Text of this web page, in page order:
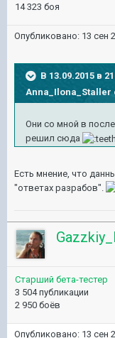
14 323 боя
Опубликовано: 13 сен
В 13.09.2015 в
Anna_Ilona_Staller
Они со мной в
решил сюда
Есть мнение, что
"ответах разрабов".
Старший бета-тестер
3 504 публикации
2 950 боёв
Опубликовано: 13 сен